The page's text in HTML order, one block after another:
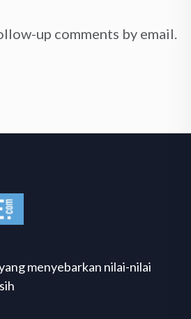
up comments by email.
menyebarkan nilai-nilai